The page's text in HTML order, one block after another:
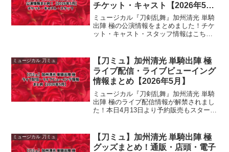
チケット・キャスト【2026年5
月】
ミュージカル『刀剣乱舞』加州清光 単騎
出陣 極の公演情報をまとめました！チケ
ット・キャスト・スタッフ情報はこちら
（@musical_touken）公演日程・会場
【東京公演】...
ミュージカル 刀ミュ
【刀ミュ】加州清光 単騎出陣 極
ライブ配信・ライブビューイング
情報まとめ【2026年5月】
ミュージカル『刀剣乱舞』加州清光 単騎
出陣 極のライブ配信情報が解禁されまし
た！本日4月13日より予約販売もスタート
（@musical_touken）💿 Blu-ray・DVD
予約受...
ミュージカル 刀ミュ
【刀ミュ】加州清光 単騎出陣 極
グッズまとめ！通販・店頭・電子